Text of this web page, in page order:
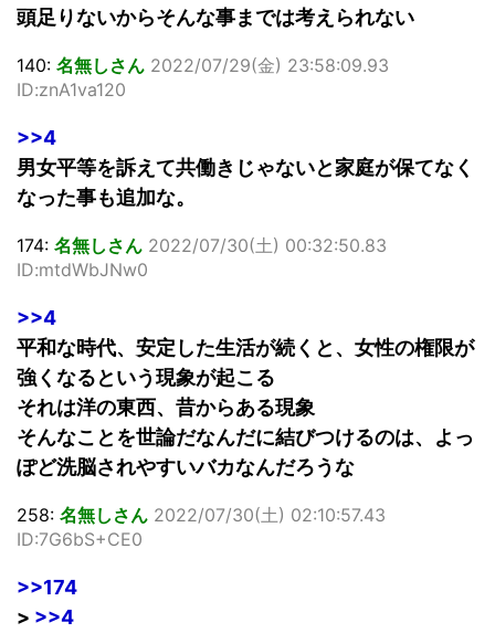
頭足りないからそんな事までは考えられない
140: 名無しさん 2022/07/29(金) 23:58:09.93
ID:znA1va120
>>4
男女平等を訴えて共働きじゃないと家庭が保てなく
なった事も追加な。
174: 名無しさん 2022/07/30(土) 00:32:50.83
ID:mtdWbJNw0
>>4
平和な時代、安定した生活が続くと、女性の権限が
強くなるという現象が起こる
それは洋の東西、昔からある現象
そんなことを世論だなんだに結びつけるのは、よっ
ぽど洗脳されやすいバカなんだろうな
258: 名無しさん 2022/07/30(土) 02:10:57.43
ID:7G6bS+CE0
>>174
> >>4